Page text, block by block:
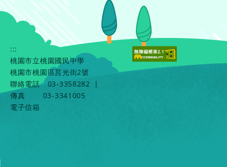
:::
桃園市立桃園國民中學
桃園市桃園區莒光街2號
聯絡電話
03-3358282
|
傳真
03-3341005
電子信箱